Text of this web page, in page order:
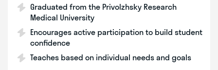
Graduated from the Privolzhsky Research
Medical University
Encourages active participation to build student
confidence
Teaches based on individual needs and goals